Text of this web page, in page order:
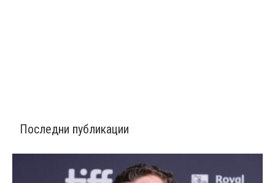
Последни публикации